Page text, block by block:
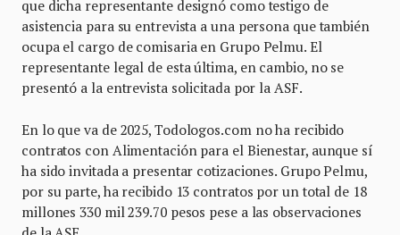
que dicha representante designó como testigo de
asistencia para su entrevista a una persona que también
ocupa el cargo de comisaria en Grupo Pelmu. El
representante legal de esta última, en cambio, no se
presentó a la entrevista solicitada por la ASF.
En lo que va de 2025, Todologos.com no ha recibido
contratos con Alimentación para el Bienestar, aunque sí
ha sido invitada a presentar cotizaciones. Grupo Pelmu,
por su parte, ha recibido 13 contratos por un total de 18
millones 330 mil 239.70 pesos pese a las observaciones